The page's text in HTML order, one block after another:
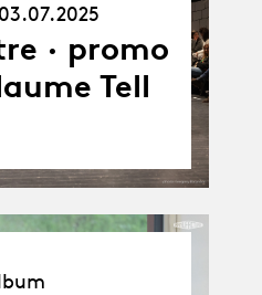
· promo
Tell